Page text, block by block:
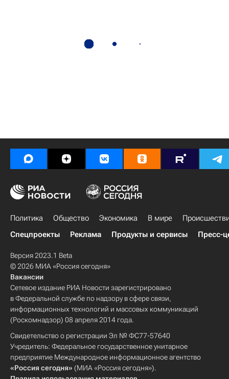
Политика Общество Экономика В мире
Спецпроекты
Реклама Продукты и сервисы Пресс-
Версия 2023.1 Beta
© 2026 МИА «Россия сегодня»
Вакансии
Сетевое издание РИА Новости зарегистрировано
в Федеральной службе по надзору в сфере связи,
информационных технологий и массовых коммуникаций
(Роскомнадзор) 08 апреля 2014 года.
Свидетельство о регистрации Эл № ФС77-57640
Учредитель: Федеральное государственное унитарное
предприятие Международное информационное агентство
«Россия сегодня» (МИА «Россия сегодня»).